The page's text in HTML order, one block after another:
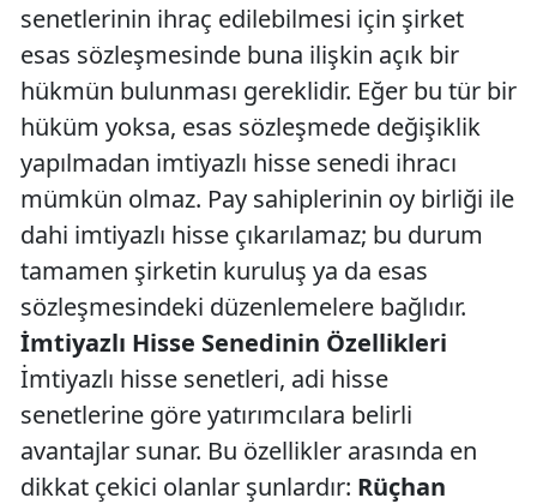
senetlerinin ihraç edilebilmesi için şirket
esas sözleşmesinde buna ilişkin açık bir
hükmün bulunması gereklidir. Eğer bu tür bir
hüküm yoksa, esas sözleşmede değişiklik
yapılmadan imtiyazlı hisse senedi ihracı
mümkün olmaz. Pay sahiplerinin oy birliği ile
dahi imtiyazlı hisse çıkarılamaz; bu durum
tamamen şirketin kuruluş ya da esas
sözleşmesindeki düzenlemelere bağlıdır.
İmtiyazlı Hisse Senedinin Özellikleri
İmtiyazlı hisse senetleri, adi hisse
senetlerine göre yatırımcılara belirli
avantajlar sunar. Bu özellikler arasında en
dikkat çekici olanlar şunlardır: Rüçhan